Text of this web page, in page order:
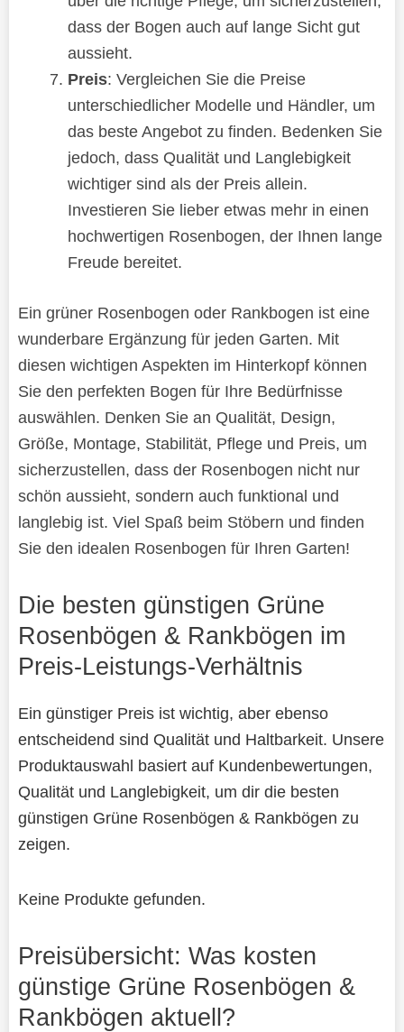
dass der Bogen auch auf lange Sicht gut
aussieht.
Preis: Vergleichen Sie die Preise
unterschiedlicher Modelle und Händler, um
das beste Angebot zu finden. Bedenken Sie
jedoch, dass Qualität und Langlebigkeit
wichtiger sind als der Preis allein.
Investieren Sie lieber etwas mehr in einen
hochwertigen Rosenbogen, der Ihnen lange
Freude bereitet.
Ein grüner Rosenbogen oder Rankbogen ist eine
wunderbare Ergänzung für jeden Garten. Mit
diesen wichtigen Aspekten im Hinterkopf können
Sie den perfekten Bogen für Ihre Bedürfnisse
auswählen. Denken Sie an Qualität, Design,
Größe, Montage, Stabilität, Pflege und Preis, um
sicherzustellen, dass der Rosenbogen nicht nur
schön aussieht, sondern auch funktional und
langlebig ist. Viel Spaß beim Stöbern und finden
Sie den idealen Rosenbogen für Ihren Garten!
Die besten günstigen Grüne
Rosenbögen & Rankbögen im
Preis-Leistungs-Verhältnis
Ein günstiger Preis ist wichtig, aber ebenso
entscheidend sind Qualität und Haltbarkeit. Unsere
Produktauswahl basiert auf Kundenbewertungen,
Qualität und Langlebigkeit, um dir die besten
günstigen Grüne Rosenbögen & Rankbögen zu
zeigen.
Keine Produkte gefunden.
Preisübersicht: Was kosten
günstige Grüne Rosenbögen &
Rankbögen aktuell?